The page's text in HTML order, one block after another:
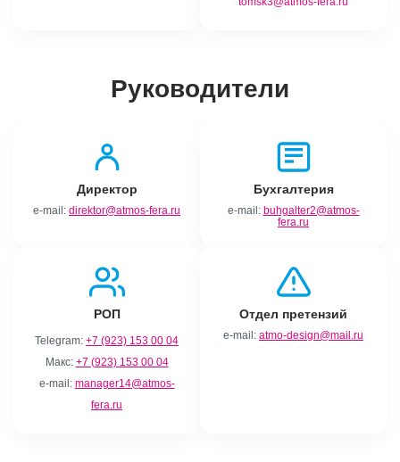
Руководители
Директор
e‑mail: direktor@atmos-fera.ru
Бухгалтерия
e‑mail: buhgalter2@atmos-
fera.ru
РОП
Telegram: +7 (923) 153 00 04
Макс: +7 (923) 153 00 04
e‑mail: manager14@atmos-
fera.ru
Отдел претензий
e‑mail: atmo-design@mail.ru